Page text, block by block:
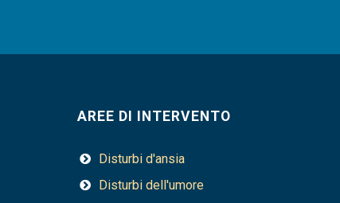
AREE DI INTERVENTO
Disturbi d'ansia
Disturbi dell'umore